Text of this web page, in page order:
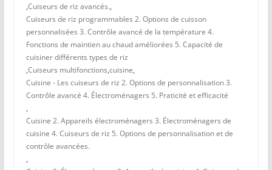
,Cuiseurs de riz avancés.,
Cuiseurs de riz programmables 2. Options de cuisson
personnalisées 3. Contrôle avancé de la température 4.
Fonctions de maintien au chaud améliorées 5. Capacité de
cuisiner différents types de riz
,Cuiseurs multifonctions,cuisine,
Cuisine - Les cuiseurs de riz 2. Options de personnalisation 3.
Contrôle avancé 4. Électroménagers 5. Praticité et efficacité
,
Cuisine 2. Appareils électroménagers 3. Électroménagers de
cuisine 4. Cuiseurs de riz 5. Options de personnalisation et de
contrôle avancées.
,